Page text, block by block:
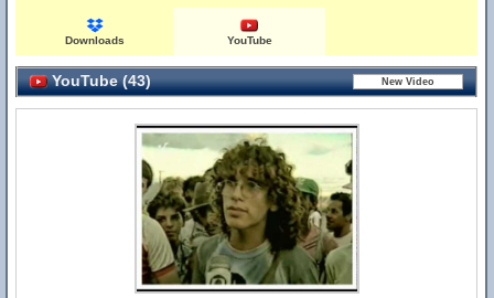
Downloads YouTube
YouTube (43)